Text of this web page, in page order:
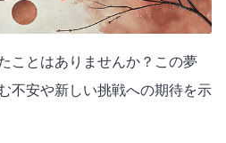
ことはありませんか？この夢
不安や新しい挑戦への期待を示